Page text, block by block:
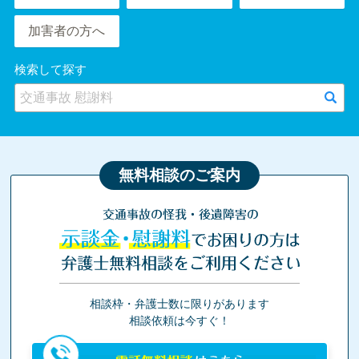
加害者の方へ
検索して探す
無料相談のご案内
交通事故の怪我・後遺障害の
示談金・慰謝料でお困りの方は
弁護士無料相談をご利用ください
相談枠・弁護士数に限りがあります
相談依頼は今すぐ！